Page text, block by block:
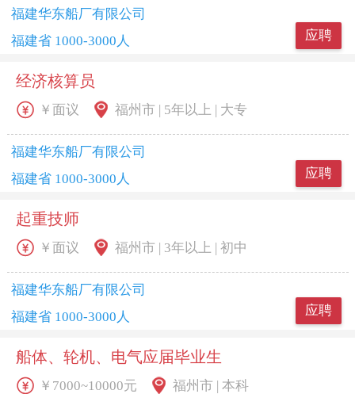
应聘
福建华东船厂有限公司
福建省 1000-3000人
经济核算员
应聘
￥面议 福州市 | 5年以上 | 大专
福建华东船厂有限公司
福建省 1000-3000人
起重技师
应聘
￥面议 福州市 | 3年以上 | 初中
福建华东船厂有限公司
福建省 1000-3000人
船体、轮机、电气应届毕业生
￥7000~10000元 福州市 | 本科